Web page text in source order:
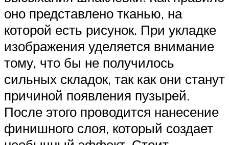
оно представлено тканью, на
которой есть рисунок. При укладке
изображения уделяется внимание
тому, что бы не получилось
сильных складок, так как они станут
причиной появления пузырей.
После этого проводится нанесение
финишного слоя, который создает